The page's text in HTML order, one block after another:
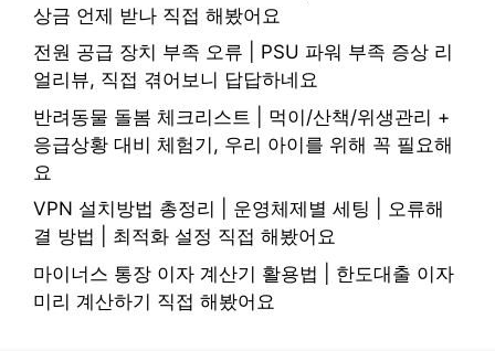
상금 언제 받나 직접 해봤어요
전원 공급 장치 부족 오류 | PSU 파워 부족 증상 리
얼리뷰, 직접 겪어보니 답답하네요
반려동물 돌봄 체크리스트 | 먹이/산책/위생관리 +
응급상황 대비 체험기, 우리 아이를 위해 꼭 필요해
요
VPN 설치방법 총정리 | 운영체제별 세팅 | 오류해
결 방법 | 최적화 설정 직접 해봤어요
마이너스 통장 이자 계산기 활용법 | 한도대출 이자
미리 계산하기 직접 해봤어요